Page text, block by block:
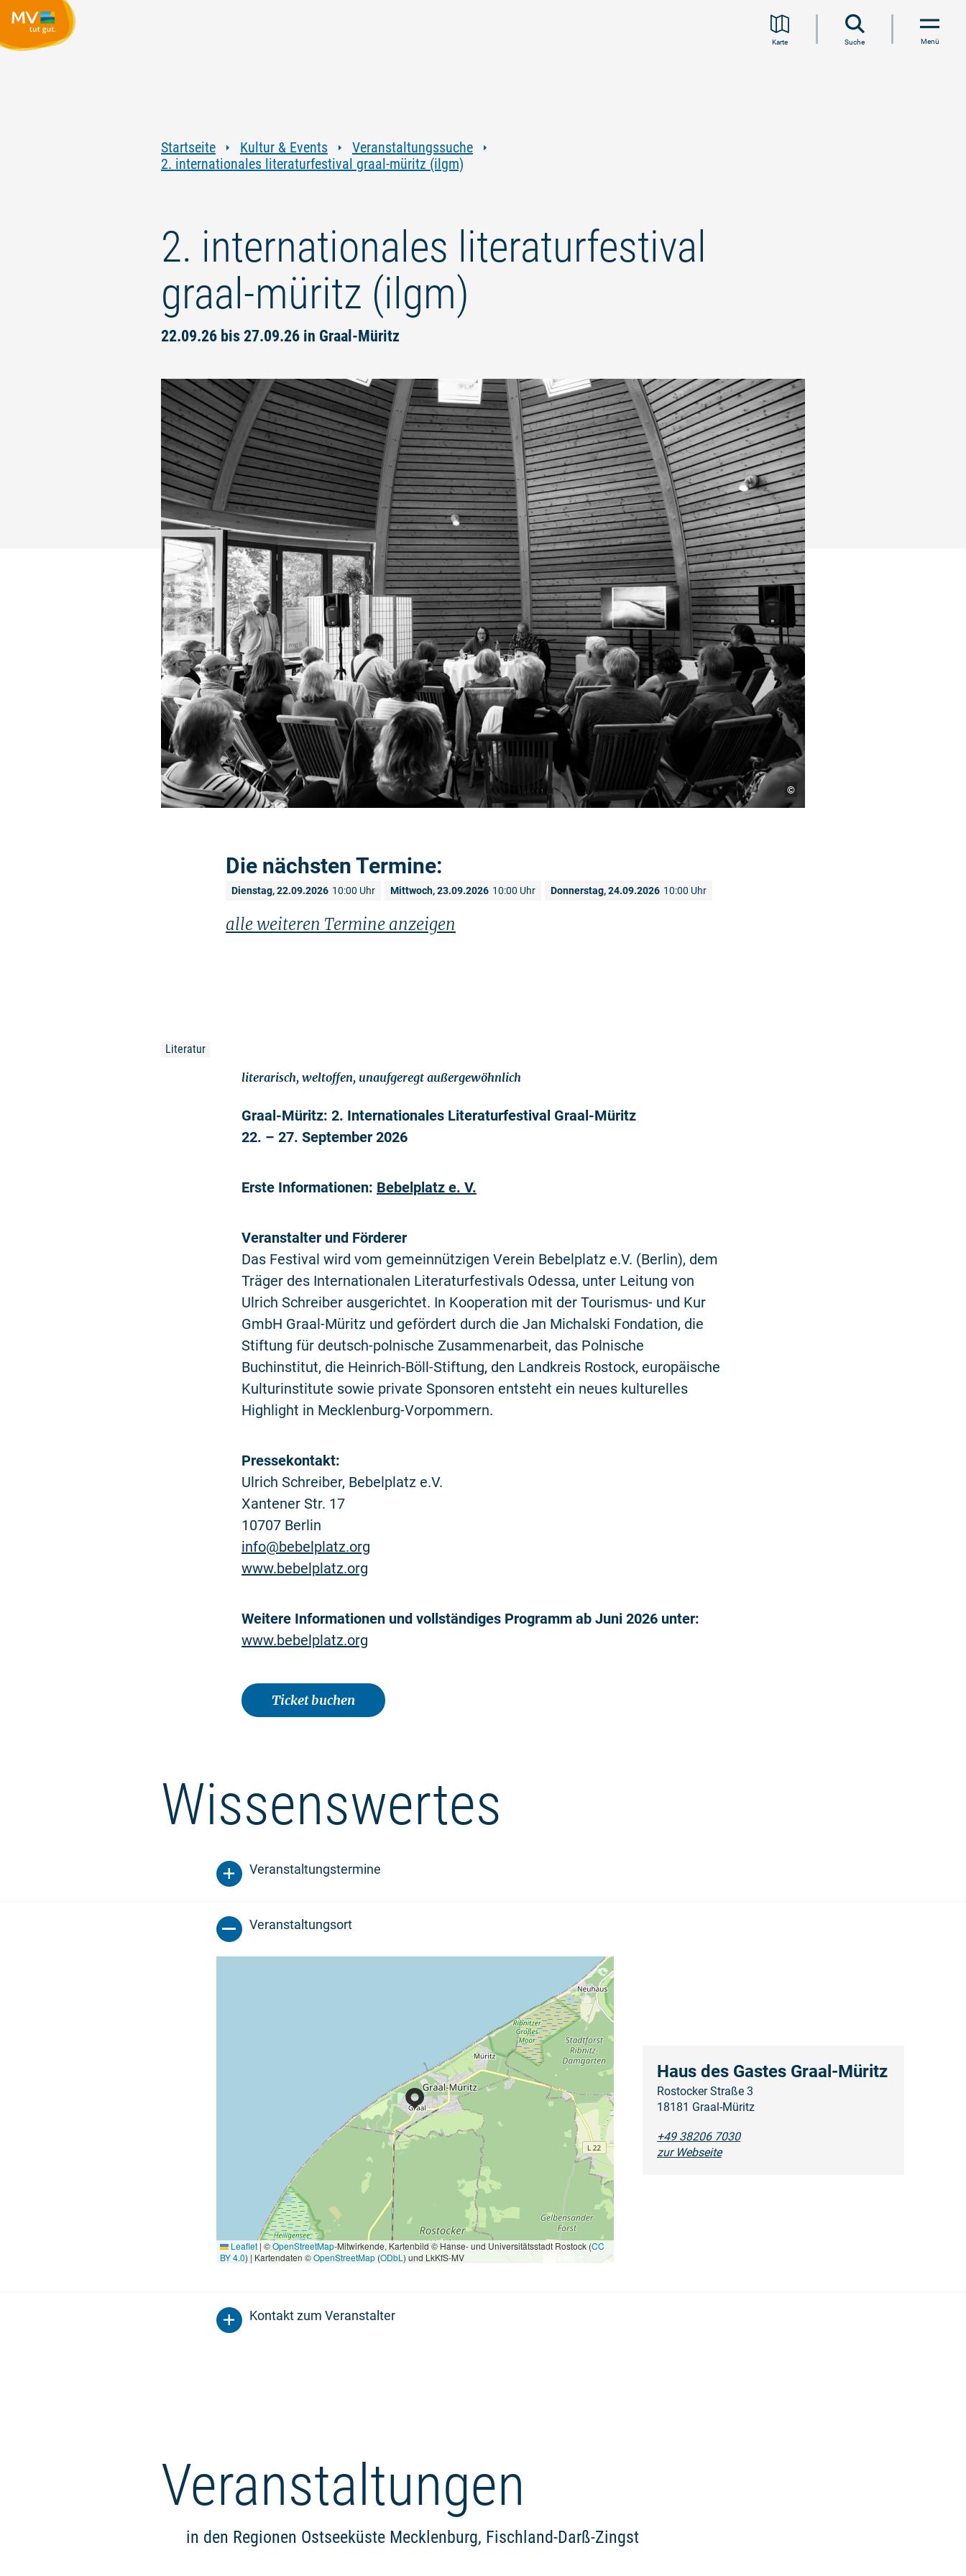
Karte Suche Menü
Startseite Kultur & Events
Veranstaltungssuche
2. internationales literaturfestival graal-müritz (ilgm)
2. internationales literaturfestival
graal-müritz (ilgm)
22.09.26 bis 27.09.26 in Graal-Müritz
©
Die nächsten Termine:
Dienstag, 22.09.2026 10:00 Uhr Mittwoch, 23.09.2026 10:00 Uhr Donnerstag, 24.09.2026 10:00 Uhr
alle weiteren Termine anzeigen
Literatur
literarisch, weltoffen, unaufgeregt außergewöhnlich
Graal-Müritz: 2. Internationales Literaturfestival Graal-Müritz
22. – 27. September 2026
Erste Informationen: Bebelplatz e. V.
Veranstalter und Förderer
Das Festival wird vom gemeinnützigen Verein Bebelplatz e.V. (Berlin), dem
Träger des Internationalen Literaturfestivals Odessa, unter Leitung von
Ulrich Schreiber ausgerichtet. In Kooperation mit der Tourismus- und Kur
GmbH Graal-Müritz und gefördert durch die Jan Michalski Fondation, die
Stiftung für deutsch-polnische Zusammenarbeit, das Polnische
Buchinstitut, die Heinrich-Böll-Stiftung, den Landkreis Rostock, europäische
Kulturinstitute sowie private Sponsoren entsteht ein neues kulturelles
Highlight in Mecklenburg-Vorpommern.
Pressekontakt:
Ulrich Schreiber, Bebelplatz e.V.
Xantener Str. 17
10707 Berlin
info@bebelplatz.org
www.bebelplatz.org
Weitere Informationen und vollständiges Programm ab Juni 2026 unter:
www.bebelplatz.org
Ticket buchen
Wissenswertes
Veranstaltungstermine
Veranstaltungsort
Leaflet|©OpenStreetMap-Mitwirkende, Kartenbild © Hanse- und Universitätsstadt Rostock (CC
BY 4.0) | Kartendaten ©OpenStreetMap(ODbL ) und LkKfS-MV
Haus des Gastes Graal-Müritz
Rostocker Straße 3
18181 Graal-Müritz
+49 38206 7030
zur Webseite
Kontakt zum Veranstalter
Veranstaltungen
in den Regionen Ostseeküste Mecklenburg, Fischland-Darß-Zingst